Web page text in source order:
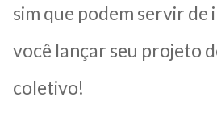
sim que podem servir de
você lançar seu projeto
coletivo!